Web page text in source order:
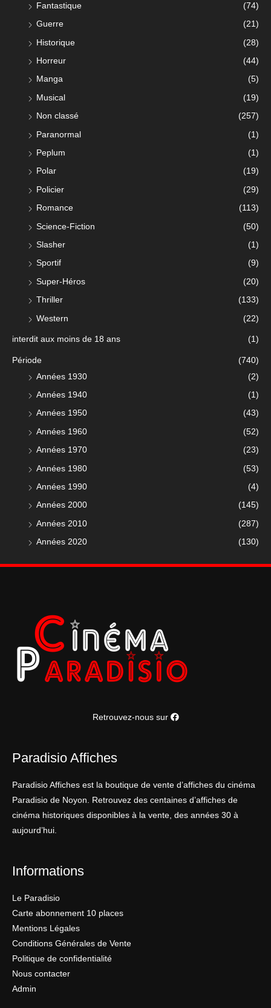
Fantastique (74)
Guerre (21)
Historique (28)
Horreur (44)
Manga (5)
Musical (19)
Non classé (257)
Paranormal (1)
Peplum (1)
Polar (19)
Policier (29)
Romance (113)
Science-Fiction (50)
Slasher (1)
Sportif (9)
Super-Héros (20)
Thriller (133)
Western (22)
interdit aux moins de 18 ans (1)
Période
(740)
Années 1930
(2)
Années 1940 (1)
Années 1950 (43)
Années 1960 (52)
Années 1970 (23)
Années 1980 (53)
Années 1990 (4)
Années 2000 (145)
Années 2010 (287)
Années 2020 (130)
Retrouvez-nous sur
Paradisio Affiches
Paradisio Affiches est la boutique de vente d’affiches du cinéma
Paradisio de Noyon. Retrouvez des centaines d’affiches de
cinéma historiques disponibles à la vente, des années 30 à
aujourd’hui.
Informations
Le Paradisio
Carte abonnement 10 places
Mentions Légales
Conditions Générales de Vente
Politique de confidentialité
Nous contacter
Admin